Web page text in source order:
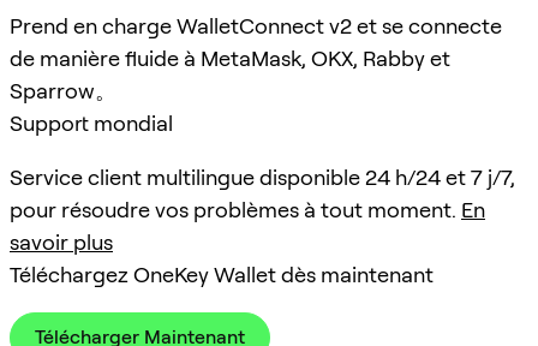
Prend en charge WalletConnect v2 et se connecte
de manière fluide à MetaMask, OKX, Rabby et
Sparrow。
Support mondial
Service client multilingue disponible 24 h/24 et 7 j/7,
pour résoudre vos problèmes à tout moment. En
savoir plus
Téléchargez OneKey Wallet dès maintenant
Télécharger Maintenant